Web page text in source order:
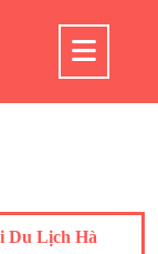
Du Lịch Hà